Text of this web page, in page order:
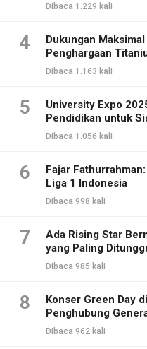
Dibaca 1.229 kali
4
Dukungan
Penghargaan
Dibaca 1.163 kali
5
University Expo
Pendidikan untuk
Dibaca 1.056 kali
6
Fajar
Liga 1 Indonesia
Dibaca 998 kali
7
Ada Rising Star
yang Paling
Dibaca 985 kali
8
Konser Green Day
Penghubung
Dibaca 962 kali